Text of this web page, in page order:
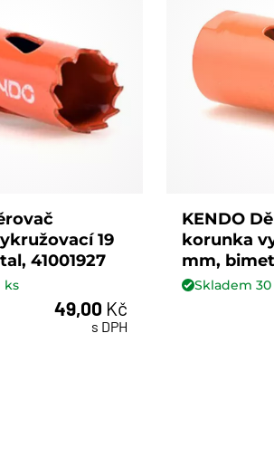
19
41001927
ks
49,00 Kč
s DPH
KENDO
korunka
mm,
Skladem30